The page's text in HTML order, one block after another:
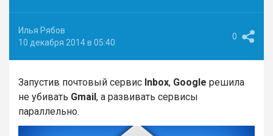
Илья Рябов
10 декабря 2014 в 05:40
0
Запустив почтовый сервис Inbox, Google решила
не убивать Gmail, а развивать сервисы
параллельно.